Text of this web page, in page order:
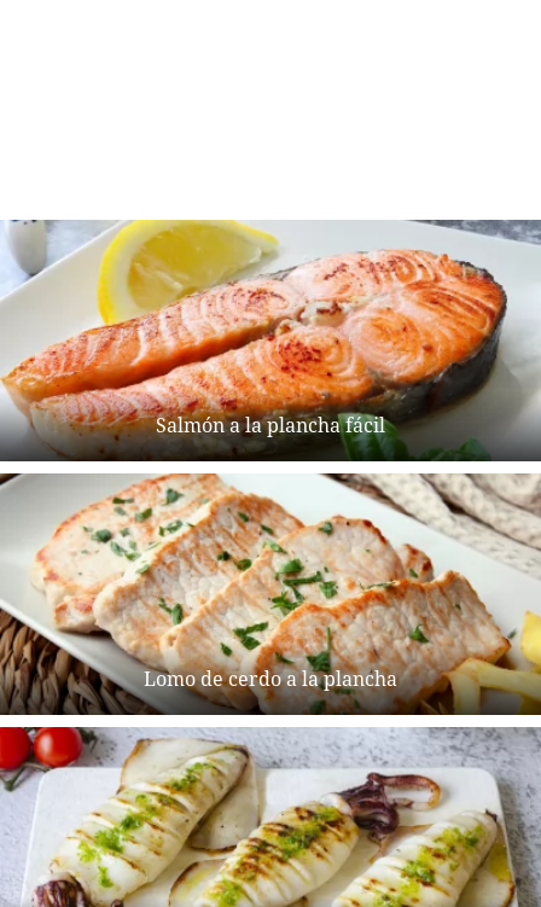
Salmón a la plancha fácil
Lomo de cerdo a la plancha